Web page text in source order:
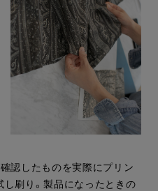
認したものを実際にプリン
し刷り。製品になったときの